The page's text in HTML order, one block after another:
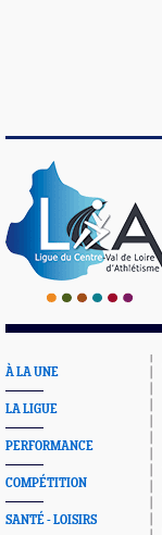
À LA UNE
LA LIGUE
PERFORMANCE
COMPÉTITION
SANTÉ - LOISIRS